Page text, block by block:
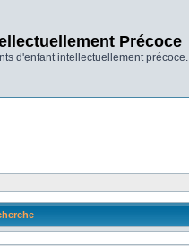
Précoce
d'enfant intellectuellement précoce.